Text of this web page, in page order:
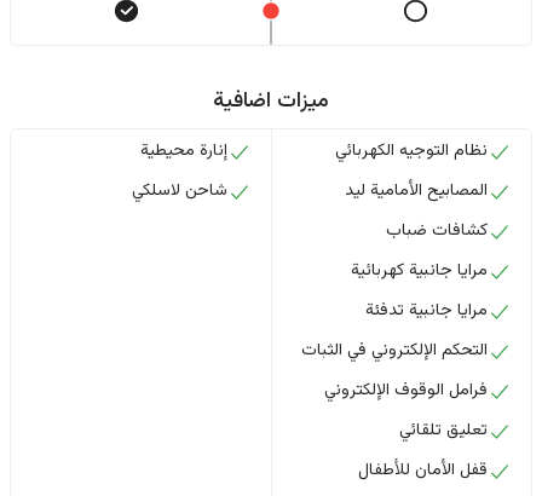
ميزات اضافية
نظام التوجيه الكهربائي
المصابيح الأمامية ليد
كشافات ضباب
مرايا جانبية كهربائية
مرايا جانبية تدفئة
التحكم الإلكتروني في الثبات
فرامل الوقوف الإلكتروني
تعليق تلقائي
قفل الأمان للأطفال
إنارة محيطية
شاحن لاسلكي